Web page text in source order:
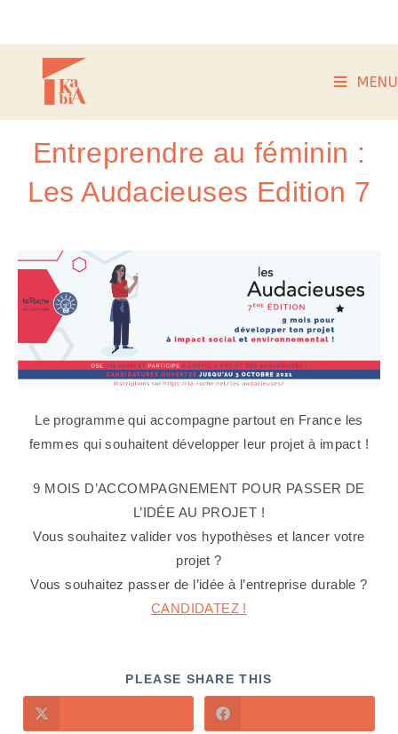
MENU
Entreprendre au féminin :
Les Audacieuses Edition 7
Le programme qui accompagne partout en France les
femmes qui souhaitent développer leur projet à impact !
9 MOIS D’ACCOMPAGNEMENT POUR PASSER DE
L’IDÉE AU PROJET !
Vous souhaitez valider vos hypothèses et lancer votre
projet ?
Vous souhaitez passer de l’idée à l’entreprise durable ?
CANDIDATEZ !
PLEASE SHARE THIS